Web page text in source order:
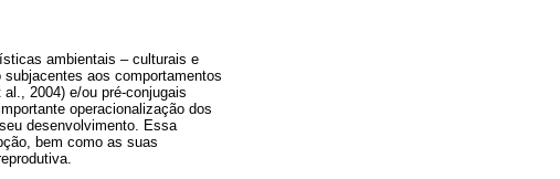
ambientais – culturais e
aos comportamentos
2004) e/ou pré-conjugais
operacionalização dos
desenvolvimento. Essa
bem como as suas